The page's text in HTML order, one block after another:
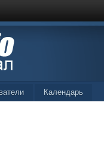
Календарь